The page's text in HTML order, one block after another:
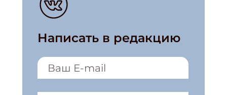
Написать в редакцию